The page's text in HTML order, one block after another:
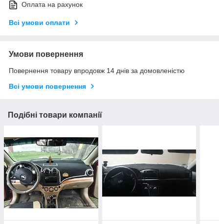
Оплата на рахунок
Всі умови оплати
Умови повернення
Повернення товару впродовж 14 днів за домовленістю
Всі умови повернення
Подібні товари компанії